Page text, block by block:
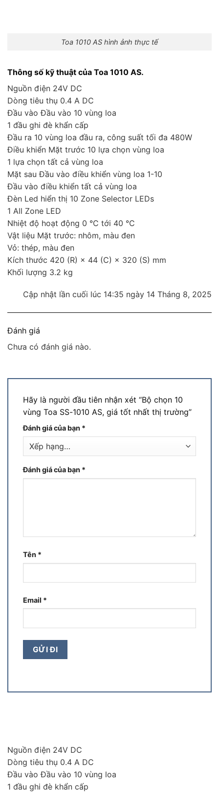
Toa 1010 AS hình ảnh thực tế
Thông số kỹ thuật của Toa 1010 AS.
Nguồn điện 24V DC
Dòng tiêu thụ 0.4 A DC
Đầu vào Đầu vào 10 vùng loa
1 đầu ghi đè khẩn cấp
Đầu ra 10 vùng loa đầu ra, công suất tối đa 480W
Điều khiển Mặt trước 10 lựa chọn vùng loa
1 lựa chọn tất cả vùng loa
Mặt sau Đầu vào điều khiển vùng loa 1-10
Đầu vào điều khiển tất cả vùng loa
Đèn Led hiển thị 10 Zone Selector LEDs
1 All Zone LED
Nhiệt độ hoạt động 0 °C tới 40 °C
Vật liệu Mặt trước: nhôm, màu đen
Vỏ: thép, màu đen
Kích thước 420 (R) × 44 (C) × 320 (S) mm
Khối lượng 3.2 kg
Cập nhật lần cuối lúc 14:35 ngày 14 Tháng 8, 2025
Đánh giá
Chưa có đánh giá nào.
Hãy là người đầu tiên nhận xét “Bộ chọn 10
vùng Toa SS-1010 AS, giá tốt nhất thị trường”
Đánh giá của bạn *
Đánh giá của bạn *
Tên *
Email *
Nguồn điện 24V DC
Dòng tiêu thụ 0.4 A DC
Đầu vào Đầu vào 10 vùng loa
1 đầu ghi đè khẩn cấp